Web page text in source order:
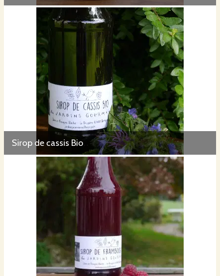
Sirop de cassis Bio